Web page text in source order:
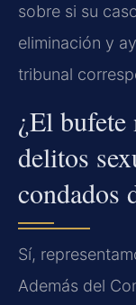
sobre si su
eliminación y
tribunal
¿El bufete
delitos
condados
Sí,
Además del